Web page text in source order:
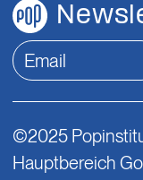
©2025
Hauptbereich